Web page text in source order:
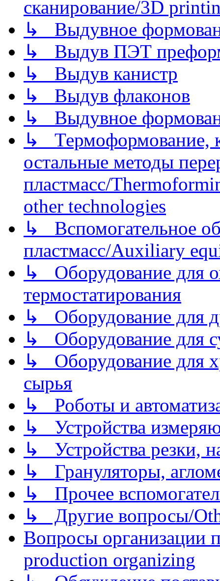
сканирование/3D
↳ Выдувное
↳ Выдув ПЭТ
↳ Выдув канистр
↳ Выдув флаконов
↳ Выдувное
↳ Термоформование,
остальные методы
пластмасс/
other technologies
↳ Вспомогательное
пластмасс/Auxiliary
↳ Оборудование для
термостатирования
↳ Оборудование для
↳ Оборудование для
↳ Оборудование для
сырья
↳ Роботы и
↳ Устройства
↳ Устройства резки,
↳ Грануляторы,
↳ Прочее
↳ Другие вопросы/
Вопросы организации
production organizing